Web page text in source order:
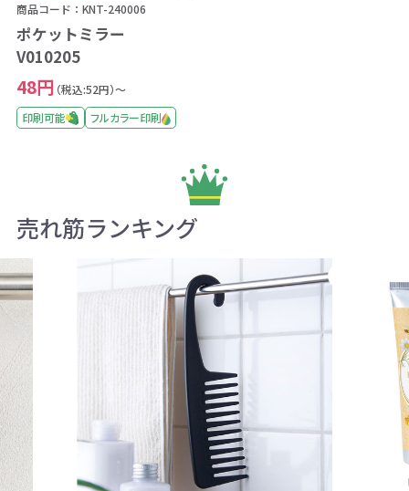
商品コード：KNT-240006
ポケットミラー
V010205
48円 （税込:52円）～
印刷可能
フルカラー印刷
売れ筋ランキング